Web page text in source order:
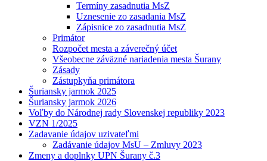
Termíny zasadnutia MsZ
Uznesenie zo zasadania MsZ
Zápisnice zo zasadnutia MsZ
Primátor
Rozpočet mesta a záverečný účet
Všeobecne záväzné nariadenia mesta Šurany
Zásady
Zástupkyňa primátora
Šuriansky jarmok 2025
Šuriansky jarmok 2026
Voľby do Národnej rady Slovenskej republiky 2023
VZN 1/2025
Zadavanie údajov uzivateľmi
Zadávanie údajov MsU – Zmluvy 2023
Zmeny a doplnky UPN Šurany č.3